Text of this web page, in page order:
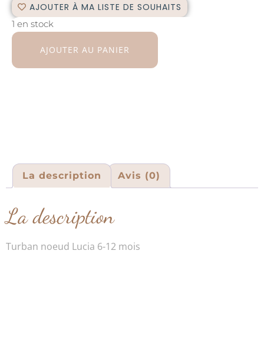
AJOUTER À MA LISTE DE SOUHAITS
1 en stock
AJOUTER AU PANIER
La description Avis (0)
La description
Turban noeud Lucia 6-12 mois